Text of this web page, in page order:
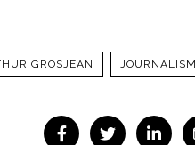
GROSJEAN